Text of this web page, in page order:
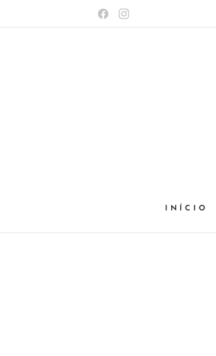
INÍCIO